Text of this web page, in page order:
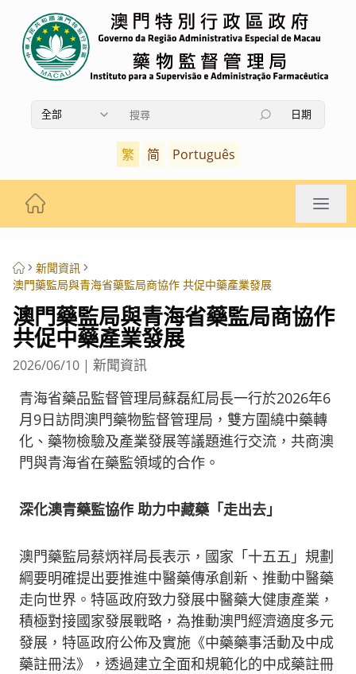
全部
日期
繁 简 Português
新聞資訊
澳門藥監局與青海省藥監局商協作 共促中藥產業發展
澳門藥監局與青海省藥監局商協作
共促中藥產業發展
2026/06/10 | 新聞資訊
青海省藥品監督管理局蘇磊紅局長一行於2026年6
月9日訪問澳門藥物監督管理局，雙方圍繞中藥轉
化、藥物檢驗及產業發展等議題進行交流，共商澳
門與青海省在藥監領域的合作。
深化澳青藥監協作 助力中藏藥「走出去」
澳門藥監局蔡炳祥局長表示，國家「十五五」規劃
綱要明確提出要推進中醫藥傳承創新、推動中醫藥
走向世界。特區政府致力發展中醫藥大健康產業，
積極對接國家發展戰略，為推動澳門經濟適度多元
發展，特區政府公佈及實施《中藥藥事活動及中成
藥註冊法》，透過建立全面和規範化的中成藥註冊